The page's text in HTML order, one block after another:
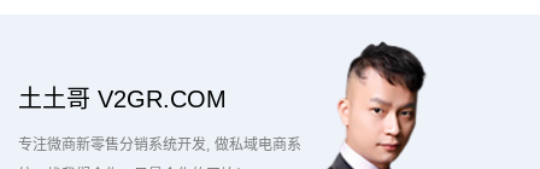
土土哥 V2GR.COM
专注微商新零售分销系统开发 做私域电商系